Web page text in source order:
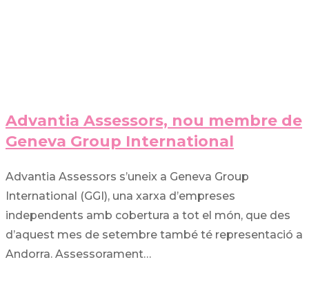
Advantia Assessors, nou membre de
Geneva Group International
Advantia Assessors s’uneix a Geneva Group
International (GGI), una xarxa d’empreses
independents amb cobertura a tot el món, que des
d’aquest mes de setembre també té representació a
Andorra. Assessorament…